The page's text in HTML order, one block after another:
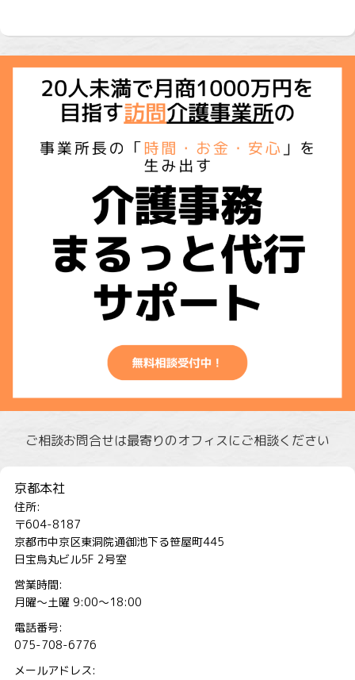
ご相談お問合せは最寄りのオフィスにご相談ください
京都本社
住所:
〒604-8187
京都市中京区東洞院通御池下る笹屋町445
日宝烏丸ビル5F 2号室
営業時間:
月曜～土曜 9:00～18:00
電話番号:
075-708-6776
メールアドレス: